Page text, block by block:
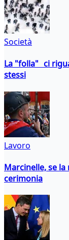
Società
La "folla" ci
stessi
Lavoro
Marcinelle, se
cerimonia